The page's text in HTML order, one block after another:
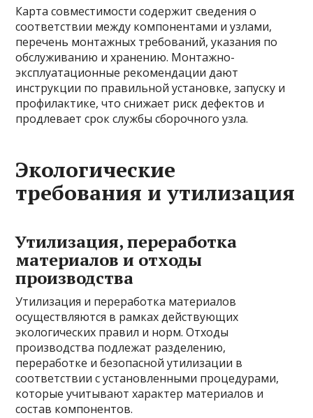
Карта совместимости содержит сведения о
соответствии между компонентами и узлами,
перечень монтажных требований, указания по
обслуживанию и хранению. Монтажно-
эксплуатационные рекомендации дают
инструкции по правильной установке, запуску и
профилактике, что снижает риск дефектов и
продлевает срок службы сборочного узла.
Экологические
требования и утилизация
Утилизация, переработка
материалов и отходы
производства
Утилизация и переработка материалов
осуществляются в рамках действующих
экологических правил и норм. Отходы
производства подлежат разделению,
переработке и безопасной утилизации в
соответствии с установленными процедурами,
которые учитывают характер материалов и
состав компонентов.